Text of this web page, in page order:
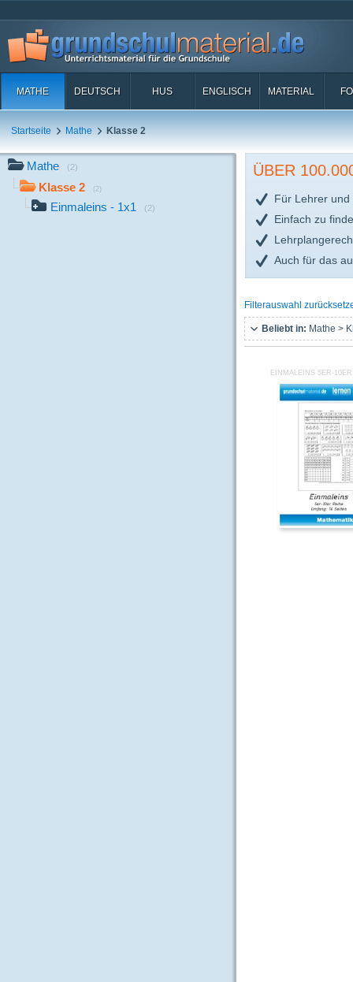
MATHE DEUTSCH HUS ENGLISCH MATERIAL
Startseite Mathe Klasse 2
Mathe (2)
Klasse 2 (2)
Einmaleins - 1x1 (2)
ÜBER
Für Lehrer und
Einfach zu
Auch für das
Filterauswahl
Beliebt in: Mathe >
EINMALEINS 5ER-